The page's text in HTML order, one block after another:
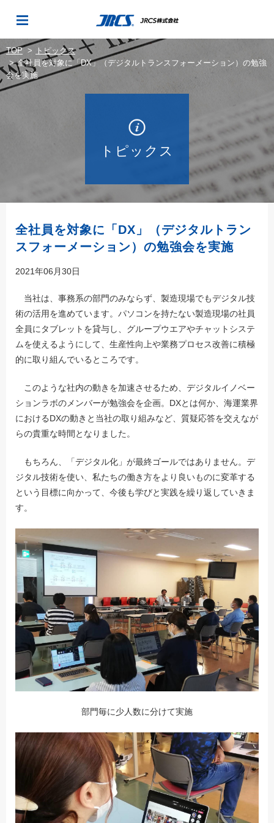
TOP
トピックス
全社員を対象に「DX」（デジタルトランスフォーメーション）の勉強
会を実施
トピックス
全社員を対象に「DX」（デジタルトラン
スフォーメーション）の勉強会を実施
2021年06月30日
当社は、事務系の部門のみならず、製造現場でもデジタル技
術の活用を進めています。パソコンを持たない製造現場の社員
全員にタブレットを貸与し、グループウエアやチャットシステ
ムを使えるようにして、生産性向上や業務プロセス改善に積極
的に取り組んでいるところです。
このような社内の動きを加速させるため、デジタルイノベー
ションラボのメンバーが勉強会を企画。DXとは何か、海運業界
におけるDXの動きと当社の取り組みなど、質疑応答を交えなが
らの貴重な時間となりました。
もちろん、「デジタル化」が最終ゴールではありません。デ
ジタル技術を使い、私たちの働き方をより良いものに変革する
という目標に向かって、今後も学びと実践を繰り返していきま
す。
部門毎に少人数に分けて実施